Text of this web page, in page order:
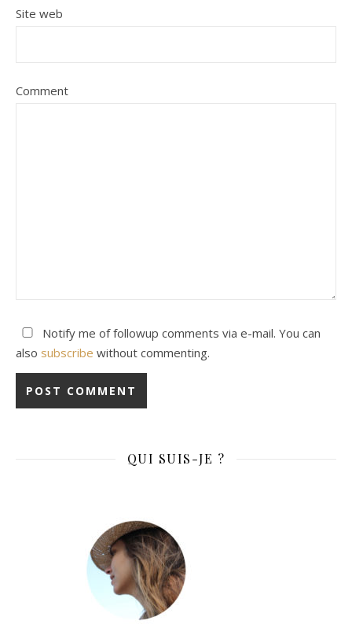
Site web
Comment
Notify me of followup comments via e-mail. You can
also subscribe without commenting.
QUI SUIS-JE ?